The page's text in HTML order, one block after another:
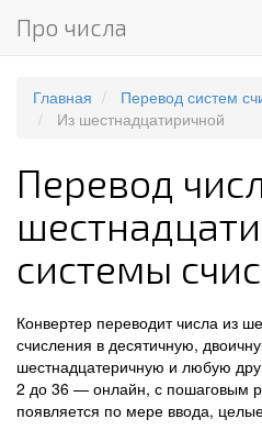
Про числа
Главная
Перевод систем
Из шестнадцатиричной
Перевод
системы
Конвертер переводит числа из
счисления в десятичную,
шестнадцатеричную и любую
2 до 36 — онлайн, с пошаговым
появляется по мере ввода,